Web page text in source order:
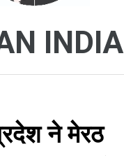
INDIA
ने मेरठ